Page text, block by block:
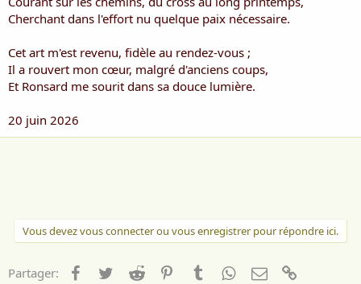
Cherchant dans l'effort nu quelque paix nécessaire.
Cet art m'est revenu, fidèle au rendez-vous ;
Il a rouvert mon cœur, malgré d'anciens coups,
Et Ronsard me sourit dans sa douce lumière.
20 juin 2026
Vous devez vous connecter ou vous enregistrer pour répondre ici.
Partager: Facebook
TwitterReddit PinterestTumblrWhatsApp
Email